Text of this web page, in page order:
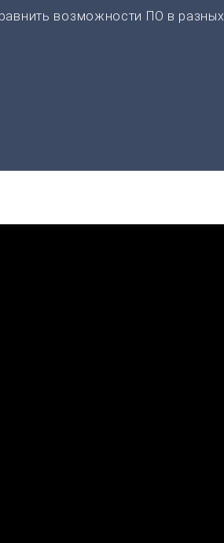
возможности ПО в разных